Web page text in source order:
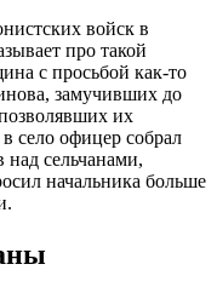
войск в
про такой
с просьбой как-то
замучивших до
их
село офицер собрал
над сельчанами,
начальника больше